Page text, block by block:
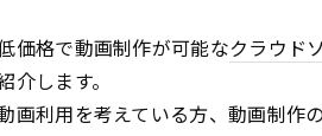
価格で動画制作が可能なクラウド
介します。
画利用を考えている方、動画制作